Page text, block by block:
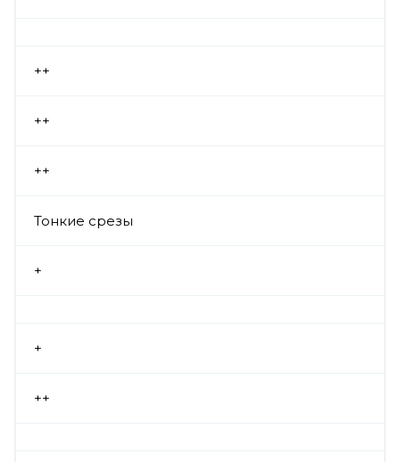
++
++
++
Тонкие срезы
+
+
++